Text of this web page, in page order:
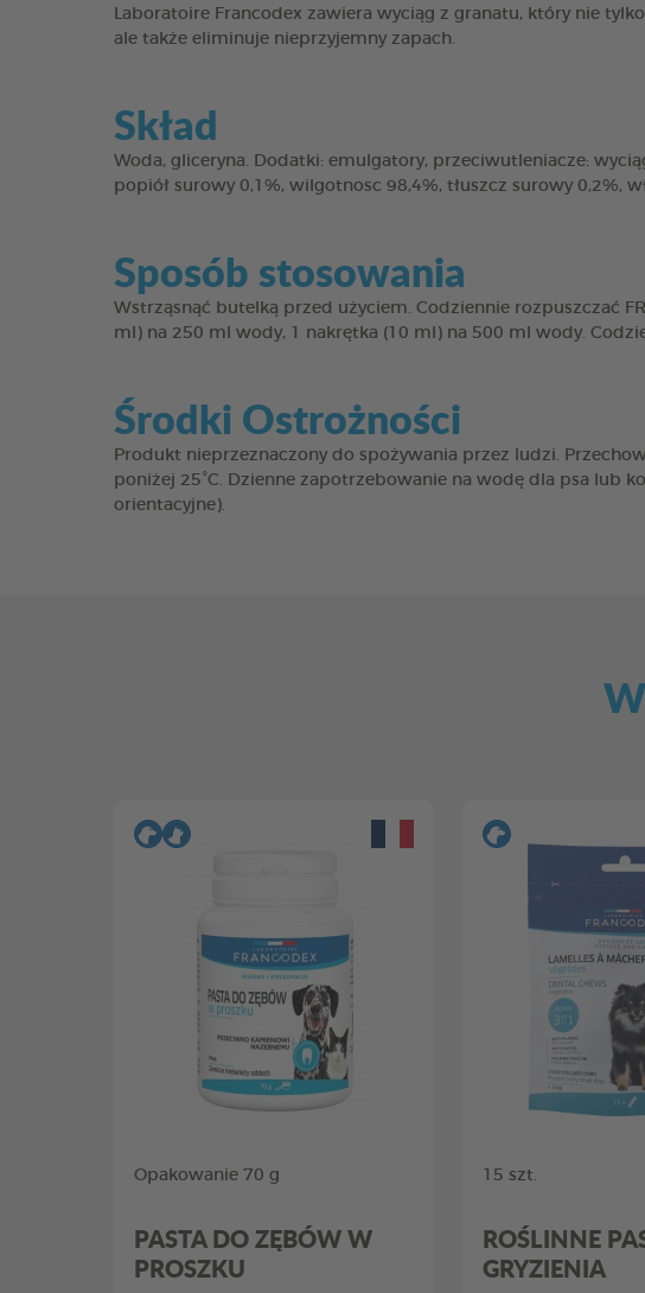
Laboratoire Francodex zawiera wyciąg z granatu, który nie
ale także eliminuje nieprzyjemny zapach.
Skład
Woda, gliceryna. Dodatki: emulgatory, przeciwutleniacze:
popiół surowy 0,1%, wilgotnosc 98,4%, tłuszcz surowy 0,2%,
Sposób stosowania
Wstrząsnąć butelką przed użyciem. Codziennie rozpuszczać
ml) na 250 ml wody, 1 nakrętka (10 ml) na 500 ml wody.
Środki Ostrożności
Produkt nieprzeznaczony do spożywania przez ludzi.
poniżej 25°C. Dzienne zapotrzebowanie na wodę dla psa lub
orientacyjne).
Opakowanie 70 g
PASTA DO ZĘBÓW W
PROSZKU
15 szt.
ROŚLINNE
GRYZIENIA